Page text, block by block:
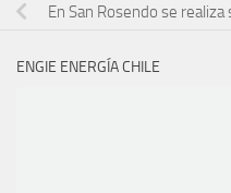
En San Rosendo se
ENGIE ENERGÍA CHILE